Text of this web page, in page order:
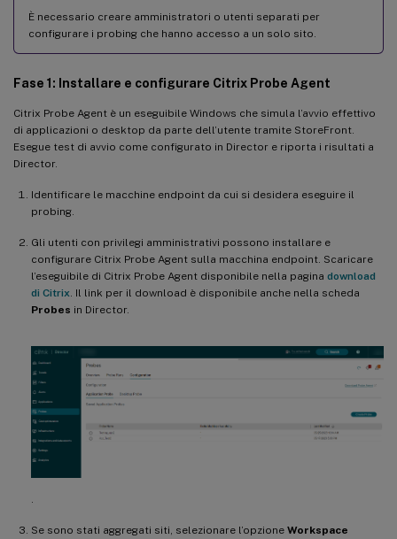
È necessario creare amministratori o utenti separati per
configurare i probing che hanno accesso a un solo sito.
Fase 1: Installare e configurare Citrix Probe Agent
Citrix Probe Agent è un eseguibile Windows che simula l’avvio effettivo
di applicazioni o desktop da parte dell’utente tramite StoreFront.
Esegue test di avvio come configurato in Director e riporta i risultati a
Director.
Identificare le macchine endpoint da cui si desidera eseguire il
probing.
Gli utenti con privilegi amministrativi possono installare e
configurare Citrix Probe Agent sulla macchina endpoint. Scaricare
l’eseguibile di Citrix Probe Agent disponibile nella pagina download
di Citrix . Il link per il download è disponibile anche nella scheda
Probes in Director.
Se sono stati aggregati siti, selezionare l’opzione Workspace